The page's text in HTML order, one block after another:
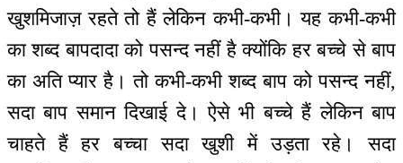
खुशमिजाज़ रहते तो हैं लेकिन कभी-कभी। यह कभी-कभी
का शब्द बापदादा को पसन्द नहीं है क्योंकि हर बच्चे से बाप
का अति प्यार है। तो कभी-कभी शब्द बाप को पसन्द नहीं,
सदा बाप समान दिखाई दे। ऐसे भी बच्चे हैं लेकिन बाप
चाहते हैं हर बच्चा सदा खुशी में उड़ता रहे। सदा